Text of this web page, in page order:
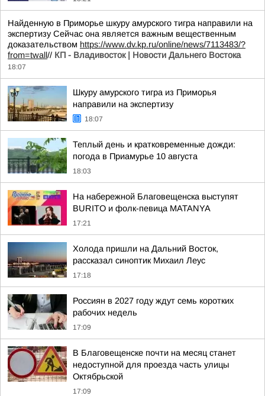
Найденную в Приморье шкуру амурского тигра направили на
экспертизу Сейчас она является важным вещественным
доказательством https://www.dv.kp.ru/online/news/7113483/?
from=twall// КП - Владивосток | Новости Дальнего Востока
18:07
Шкуру амурского тигра из Приморья
направили на экспертизу
18:07
Теплый день и кратковременные дожди:
погода в Приамурье 10 августа
18:03
На набережной Благовещенска выступят
BURITO и фолк-певица MATANYA
17:21
Холода пришли на Дальний Восток,
рассказал синоптик Михаил Леус
17:18
Россиян в 2027 году ждут семь коротких
рабочих недель
17:09
В Благовещенске почти на месяц станет
недоступной для проезда часть улицы
Октябрьской
17:09